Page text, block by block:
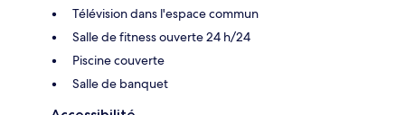
Télévision dans l'espace commun
Salle de fitness ouverte 24 h/24
Piscine couverte
Salle de banquet